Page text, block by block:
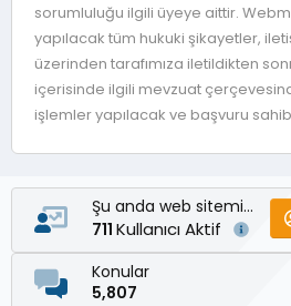
sorumluluğu ilgili üyeye aittir.
yapılacak tüm hukuki şikayetler,
üzerinden tarafımıza iletildikten
içerisinde ilgili mevzuat
işlemler yapılacak ve başvuru
Şu anda web sitemizde
711 Kullanıcı Aktif
Konular
5,807